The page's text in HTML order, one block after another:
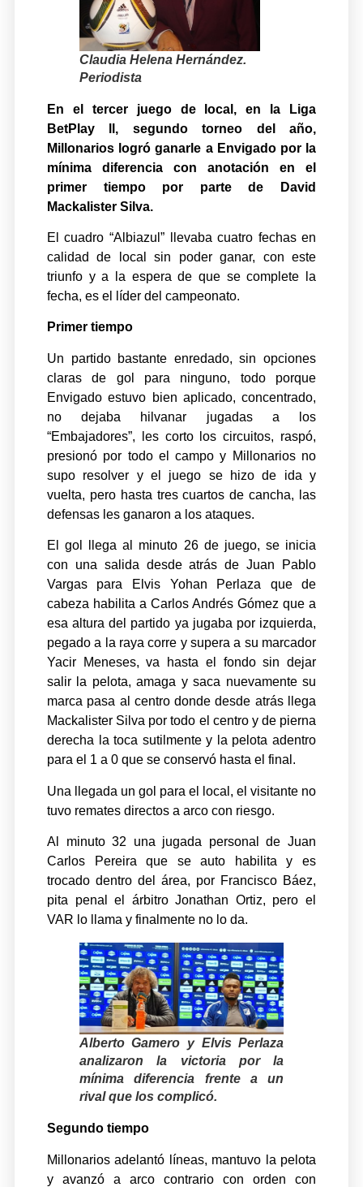
Claudia Helena Hernández.
Periodista
En el tercer juego de local, en la Liga
BetPlay ll, segundo torneo del año,
Millonarios logró ganarle a Envigado por la
mínima diferencia con anotación en el
primer tiempo por parte de David
Mackalister Silva.
El cuadro “Albiazul” llevaba cuatro fechas en
calidad de local sin poder ganar, con este
triunfo y a la espera de que se complete la
fecha, es el líder del campeonato.
Primer tiempo
Un partido bastante enredado, sin opciones
claras de gol para ninguno, todo porque
Envigado estuvo bien aplicado, concentrado,
no dejaba hilvanar jugadas a los
“Embajadores”, les corto los circuitos, raspó,
presionó por todo el campo y Millonarios no
supo resolver y el juego se hizo de ida y
vuelta, pero hasta tres cuartos de cancha, las
defensas les ganaron a los ataques.
El gol llega al minuto 26 de juego, se inicia
con una salida desde atrás de Juan Pablo
Vargas para Elvis Yohan Perlaza que de
cabeza habilita a Carlos Andrés Gómez que a
esa altura del partido ya jugaba por izquierda,
pegado a la raya corre y supera a su marcador
Yacir Meneses, va hasta el fondo sin dejar
salir la pelota, amaga y saca nuevamente su
marca pasa al centro donde desde atrás llega
Mackalister Silva por todo el centro y de pierna
derecha la toca sutilmente y la pelota adentro
para el 1 a 0 que se conservó hasta el final.
Una llegada un gol para el local, el visitante no
tuvo remates directos a arco con riesgo.
Al minuto 32 una jugada personal de Juan
Carlos Pereira que se auto habilita y es
trocado dentro del área, por Francisco Báez,
pita penal el árbitro Jonathan Ortiz, pero el
VAR lo llama y finalmente no lo da.
Alberto Gamero y Elvis Perlaza
analizaron la victoria por la
mínima diferencia frente a un
rival que los complicó.
Segundo tiempo
Millonarios adelantó líneas, mantuvo la pelota
y avanzó a arco contrario con orden con